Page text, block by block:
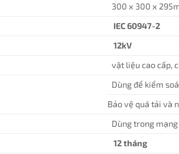
300 x 300 x
IEC 60947-2
12kV
vật liệu cao cấp,
Dùng để kiểm
Bảo vệ quá tải và
Dùng trong
12 tháng